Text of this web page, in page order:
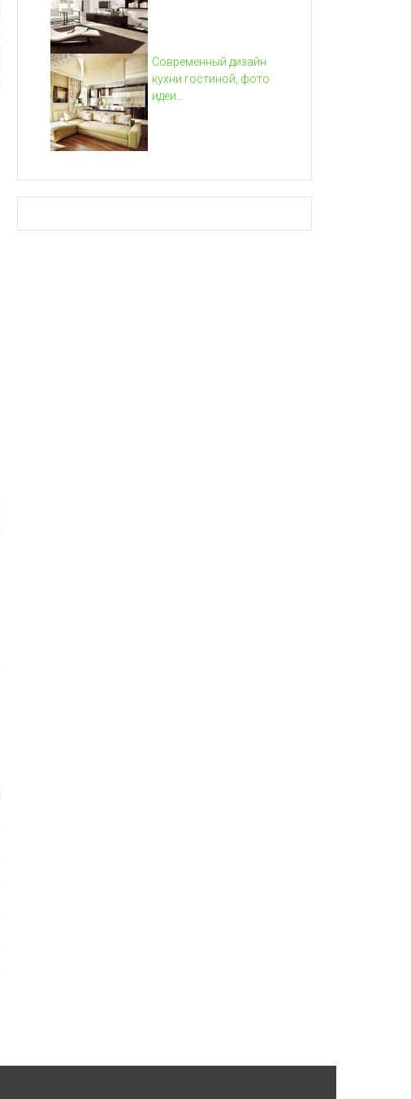
Современный дизайн
кухни гостиной, фото
идеи...